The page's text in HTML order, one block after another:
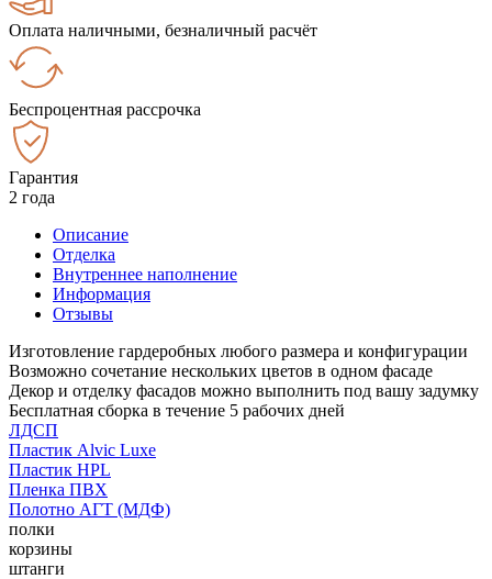
Оплата наличными, безналичный расчёт
Беспроцентная рассрочка
Гарантия
2 года
Описание
Отделка
Внутреннее наполнение
Информация
Отзывы
Изготовление гардеробных любого размера и конфигурации
Возможно сочетание нескольких цветов в одном фасаде
Декор и отделку фасадов можно выполнить под вашу задумку
Бесплатная сборка в течение 5 рабочих дней
ЛДСП
Пластик Alvic Luxe
Пластик HPL
Пленка ПВХ
Полотно АГТ (МДФ)
полки
корзины
штанги